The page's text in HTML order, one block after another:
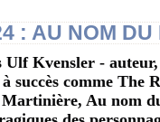
: AU NOM
Ulf Kvensler -
succès comme The
Au nom